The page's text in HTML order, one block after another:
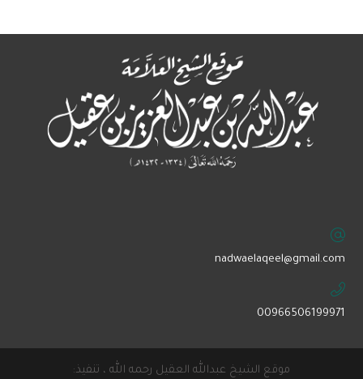
‏nadwaelaqeel@gmail.com
00966506199971
موقع الشيخ عبدالله العقيل رحمه الله ، تنفيذ: